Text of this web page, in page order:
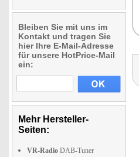
Bleiben Sie mit uns im
Kontakt und tragen Sie
hier Ihre E-Mail-Adresse
für unsere HotPrice-Mail
ein:
Mehr Hersteller-
Seiten:
VR-Radio DAB-Tuner